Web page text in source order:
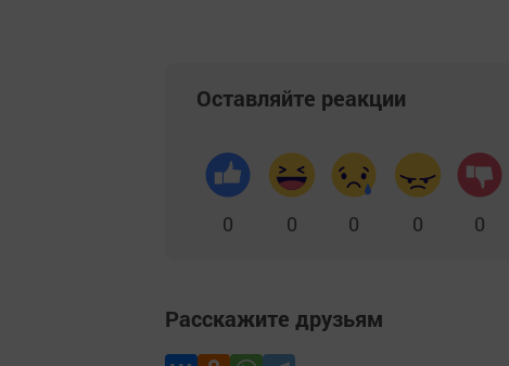
Оставляйте реакции
0 0 0 0 0
Расскажите друзьям